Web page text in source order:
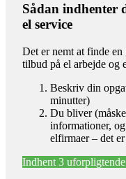
Sådan indhenter
el service
Det er nemt at finde
tilbud på el arbejde og
Beskriv din
minutter)
Du bliver
informationer,
elfirmaer – det er
Indhent 3